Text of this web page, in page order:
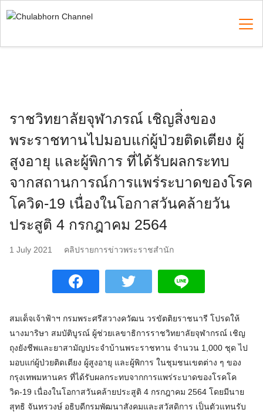
to
ราชวิทยาลัยจุฬาภรณ์ เชิญสิ่งของ
พระราชทานไปมอบแก่ผู้ป่วยติดเตียง ผู้
สูงอายุ และผู้พิการ ที่ได้รับผลกระทบ
จากสถานการณ์การแพร่ระบาดของโรค
โควิด-19 เนื่องในโอกาสวันคล้ายวัน
ประสูติ 4 กรกฎาคม 2564
1 July 2021 คลิปรายการข่าวพระราชสำนัก
สมเด็จเจ้าฟ้าฯ กรมพระศรีสวางควัฒน วรขัตติยราชนารี โปรดให้
นางมาริษา สมบัติบูรณ์ ผู้ช่วยเลขาธิการราชวิทยาลัยจุฬากรณ์ เชิญ
ถุงยังชีพและยาสามัญประจำบ้านพระราชทาน จำนวน 1,000 ชุด ไป
มอบแก่ผู้ป่วยติดเตียง ผู้สูงอายุ และผู้พิการ ในชุมชนเขตต่าง ๆ ของ
กรุงเทพมหานคร ที่ได้รับผลกระทบจากการแพร่ระบาดของโรคโค
วิด-19 เนื่องในโอกาสวันคล้ายประสูติ 4 กรกฎาคม 2564 โดยมีนาย
สุทธิ จันทรวงษ์ อธิบดีกรมพัฒนาสังคมและสวัสดิการ เป็นตัวแทนรับ